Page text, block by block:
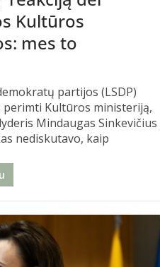
Kultūros
mes to
partijos (LSDP)
Kultūros ministeriją,
Mindaugas Sinkevičius
nediskutavo, kaip